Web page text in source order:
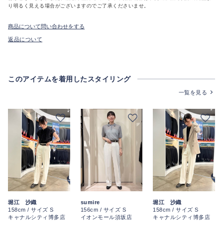
り明るく見える場合がございますのでご了承くださいませ。
商品について問い合わせをする
返品について
このアイテムを着用したスタイリング
一覧を見る
堀江 沙織
158cm / サイズ S
キャナルシティ博多店
sumire
156cm / サイズ S
イオンモール須坂店
堀江 沙織
158cm / サイズ S
キャナルシティ博多店